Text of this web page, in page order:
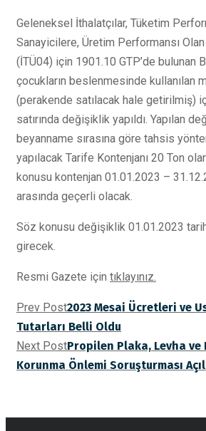
Geleneksel İthalatçılar, Tüketim
Sanayicilere, Üretim Performansı
(İTÜ04) için 1901.10 GTP’de bulunan
çocukların beslenmesinde kullanılan
(perakende satılacak hale getirilmiş)
satırında değişiklik yapıldı. Yapılan
beyanname sırasına göre tahsis
yapılacak Tarife Kontenjanı 20 Ton
konusu kontenjan 01.01.2023 –
arasında geçerli olacak.
Söz konusu değişiklik 01.01.2023
girecek.
Resmi Gazete için tıklayınız.
Prev Post2023 Mesai Ücretleri ve
Tutarları Belli Oldu
Next PostPropilen Plaka, Levha ve
Korunma Önlemi Soruşturması